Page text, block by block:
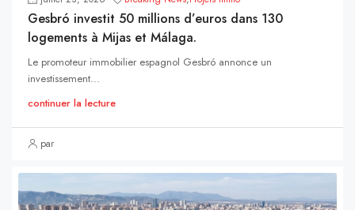
Gesbró investit 50 millions d’euros dans 130
logements à Mijas et Málaga.
Le promoteur immobilier espagnol Gesbró annonce un
investissement...
continuer la lecture
par